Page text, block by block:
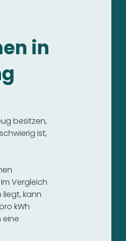
in
besitzen,
ist,
Vergleich
liegt, kann
kWh
eine